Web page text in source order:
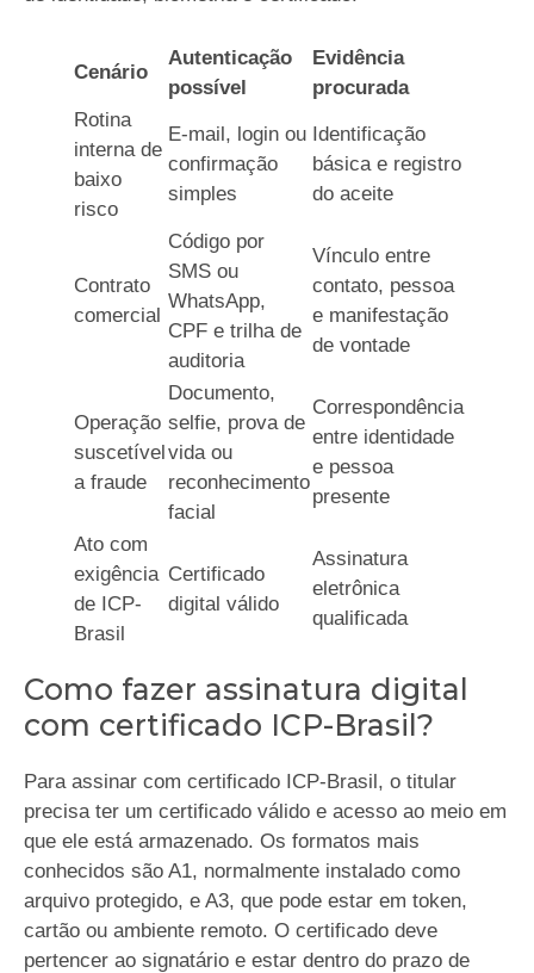
Cenário
Autenticação
possível
Evidência
procurada
Rotina
interna de
baixo
risco
E-mail, login ou
confirmação
simples
Identificação
básica e registro
do aceite
Contrato
comercial
Código por
SMS ou
WhatsApp,
CPF e trilha de
auditoria
Vínculo entre
contato, pessoa
e manifestação
de vontade
Operação
suscetível
a fraude
Documento,
selfie, prova de
vida ou
reconhecimento
facial
Correspondência
entre identidade
e pessoa
presente
Ato com
exigência
de ICP-
Brasil
Certificado
digital válido
Assinatura
eletrônica
qualificada
Como fazer assinatura digital
com certificado ICP-Brasil?
Para assinar com certificado ICP-Brasil, o titular
precisa ter um certificado válido e acesso ao meio em
que ele está armazenado. Os formatos mais
conhecidos são A1, normalmente instalado como
arquivo protegido, e A3, que pode estar em token,
cartão ou ambiente remoto. O certificado deve
pertencer ao signatário e estar dentro do prazo de